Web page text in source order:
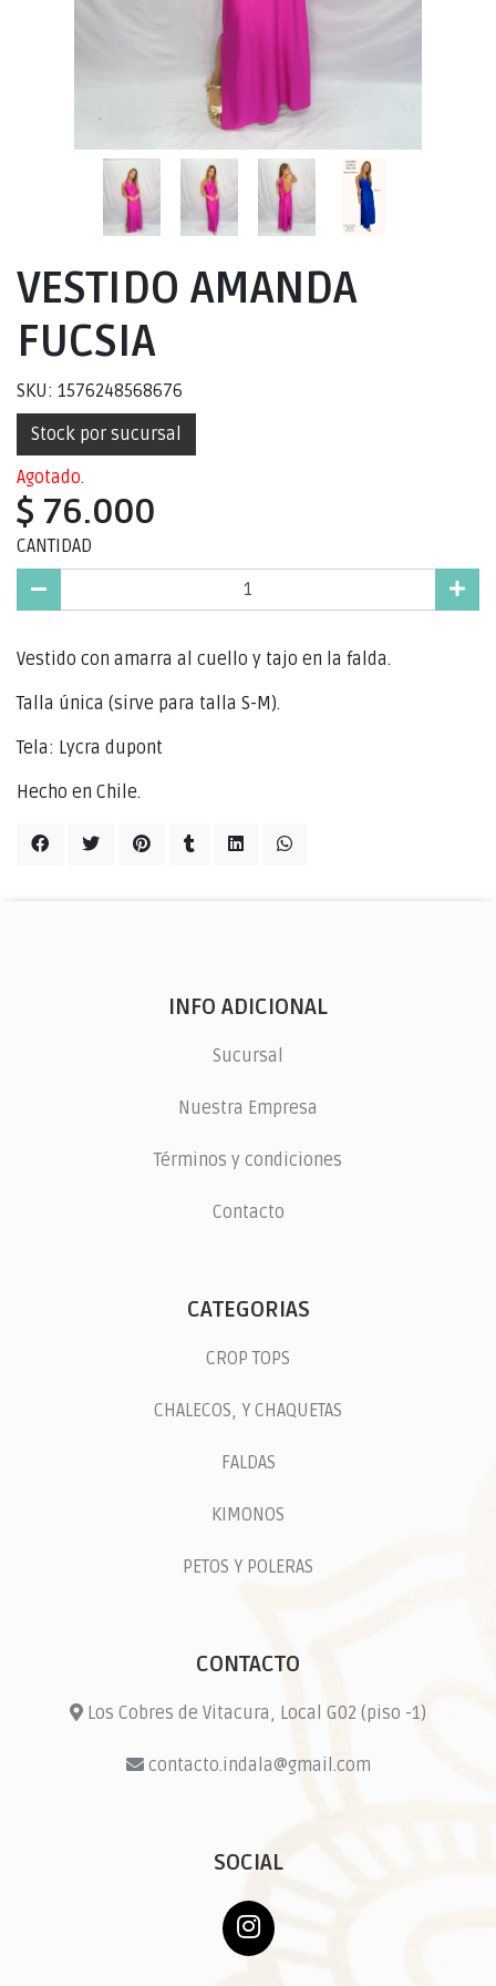
VESTIDO AMANDA
FUCSIA
SKU: 1576248568676
Stock por sucursal
Agotado.
$ 76.000
CANTIDAD
Vestido con amarra al cuello y tajo en la falda.
Talla única (sirve para talla S-M).
Tela: Lycra dupont
Hecho en Chile.
INFO ADICIONAL
Sucursal
Nuestra Empresa
Términos y condiciones
Contacto
CATEGORIAS
CROP TOPS
CHALECOS, Y CHAQUETAS
FALDAS
KIMONOS
PETOS Y POLERAS
CONTACTO
Los Cobres de Vitacura, Local G02 (piso -1)
contacto.indala@gmail.com
SOCIAL